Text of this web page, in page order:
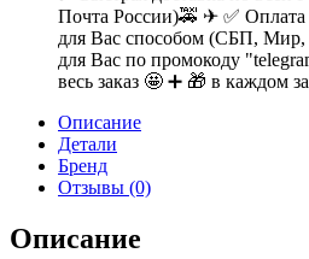
Почта России)🚕 ✈ ✅
для Вас способом (СБП, Мир,
для Вас по промокоду
весь заказ 🤩 ➕ 🎁 в каждом
Описание
Детали
Бренд
Отзывы (0)
Описание